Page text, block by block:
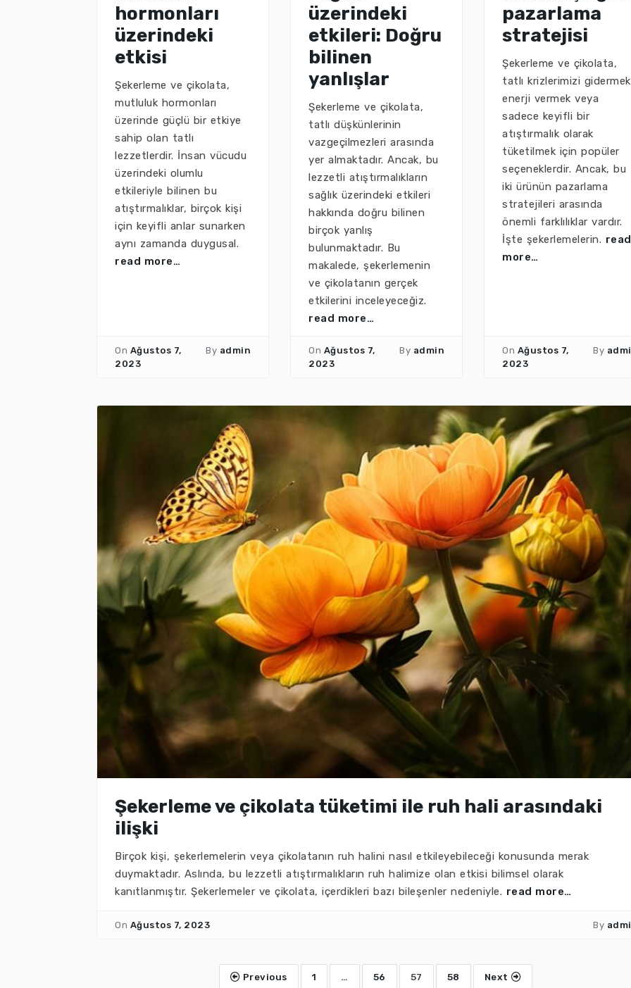
hormonları
üzerindeki
etkisi
Şekerleme ve çikolata,
mutluluk hormonları
üzerinde güçlü bir etkiye
sahip olan tatlı
lezzetlerdir. İnsan vücudu
üzerindeki olumlu
etkileriyle bilinen bu
atıştırmalıklar, birçok kişi
için keyifli anlar sunarken
aynı zamanda duygusal.
read more…
On Ağustos 7,
2023
By admin
üzerindeki
etkileri: Doğru
bilinen
yanlışlar
Şekerleme ve çikolata,
tatlı düşkünlerinin
vazgeçilmezleri arasında
yer almaktadır. Ancak, bu
lezzetli atıştırmalıkların
sağlık üzerindeki etkileri
hakkında doğru bilinen
birçok yanlış
bulunmaktadır. Bu
makalede, şekerlemenin
ve çikolatanın gerçek
etkilerini inceleyeceğiz.
read more…
On Ağustos 7,
2023
By admin
pazarlama
stratejisi
Şekerleme ve çikolata,
tatlı krizlerimizi
enerji vermek veya
sadece keyifli bir
atıştırmalık olarak
tüketilmek için popüler
seçeneklerdir. Ancak, bu
iki ürünün pazarlama
stratejileri arasında
önemli farklılıklar vardır.
İşte şekerlemelerin. read
more…
On Ağustos 7,
2023
By
Şekerleme ve çikolata tüketimi ile ruh hali arasındaki
ilişki
Birçok kişi, şekerlemelerin veya çikolatanın ruh halini nasıl etkileyebileceği konusunda merak
duymaktadır. Aslında, bu lezzetli atıştırmalıkların ruh halimize olan etkisi bilimsel olarak
kanıtlanmıştır. Şekerlemeler ve çikolata, içerdikleri bazı bileşenler nedeniyle. read more…
On Ağustos 7, 2023 By
Previous 1 … 56 57 58 Next